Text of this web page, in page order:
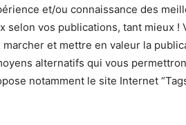
et/ou connaissance des
selon vos publications, tant mieux !
et mettre en valeur la
alternatifs qui vous
notamment le site Internet